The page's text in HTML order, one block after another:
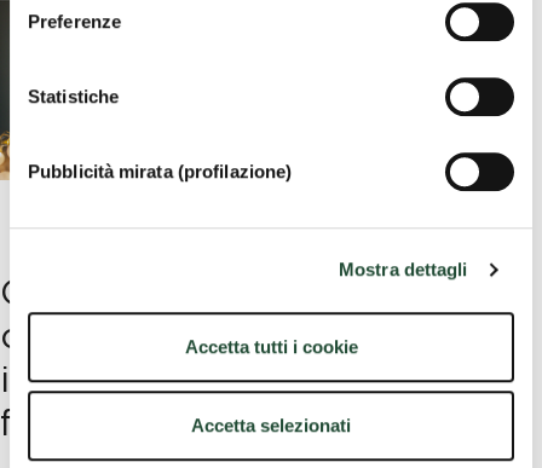
Preferenze
Statistiche
Pubblicità mirata (profilazione)
Mostra dettagli
Accetta tutti i cookie
Accetta selezionati
Con il termostato
con SIM aumentare
il comfort di casa è
facile e pratico!